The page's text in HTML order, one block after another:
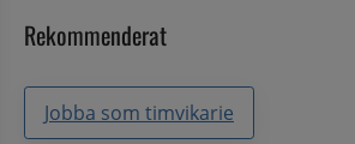
Rekommenderat
Jobba som timvikarie